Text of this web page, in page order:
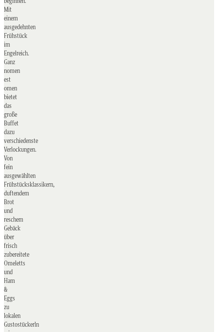
Mit
einem
ausgedehnten
Frühstück
im
Engelreich.
Ganz
nomen
est
omen
bietet
das
große
Buffet
dazu
verschiedenste
Verlockungen.
Von
fein
ausgewählten
Frühstücksklassikern,
duftendem
Brot
und
reschem
Gebäck
über
frisch
zubereitete
Omeletts
und
Ham
&
Eggs
zu
lokalen
Gustostückerln